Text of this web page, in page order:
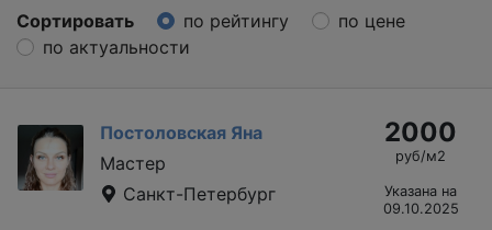
Сортировать по рейтингу
по цене
по актуальности
Постоловская Яна
Мастер
Санкт-Петербург
2000
руб/м2
Указана на
09.10.2025